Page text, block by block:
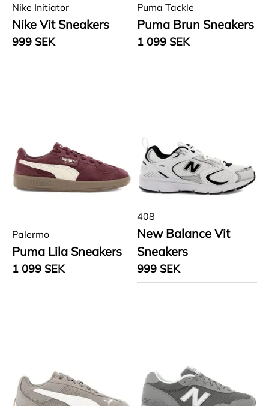
Nike Initiator
Nike Vit Sneakers
999 SEK
Puma Tackle
Puma Brun Sneakers
1 099 SEK
Palermo
Puma Lila Sneakers
1 099 SEK
408
New Balance Vit
Sneakers
999 SEK